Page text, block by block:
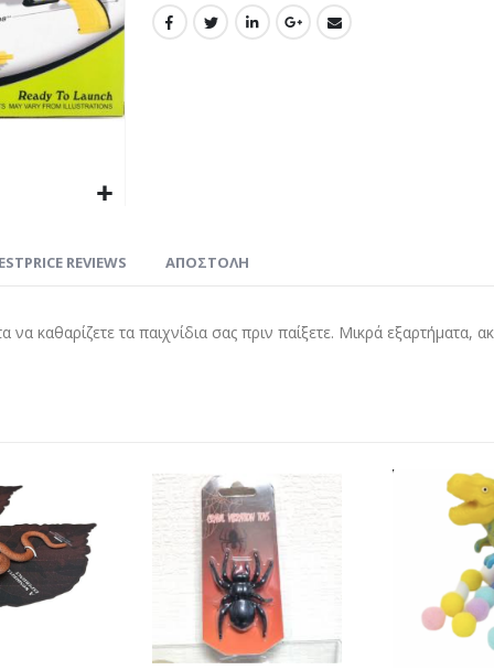
καθαρίζετε τα παιχνίδια σας πριν παίξετε. Μικρά εξαρτήματα,
REVIEWS ΑΠΟΣΤΟΛΗ